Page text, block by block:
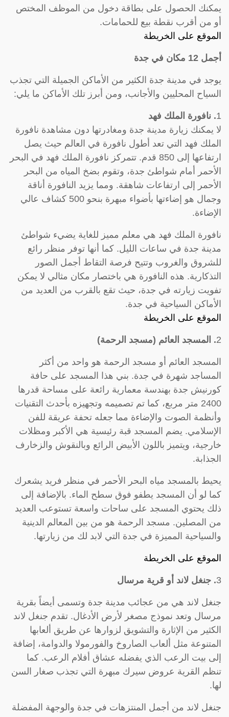
يمكنك الحصول على بطاقة دخول من الموظف المختص
أو من أقرب نقطة بيع للحمامات.
الموقع على الخريطة
أجمل 12 مكان في جدة
يوجد في مدينة جدة الكثير من الأماكن الجميلة التي تجذب
السياح المحليين والأجانب، ومن أبرز تلك الأماكن ما يلي:
1. نافورة الملك فهد
لا يمكنك زيارة مدينة جدة ومغادرتها دون مشاهدة نافورة
الملك فهد التي تعد أطول نافورة في العالم حيث يصل
ارتفاعها إلى 850 قدم. تتمركز نافورة الملك فهد في البحر
الأحمر أمام شواطئ جدة، وتقوم بضخ المياه من البحر
الأحمر إلى ارتفاعات شاهقة. ومما يزيد النافورة أناقة
وجمال هو إضاءتها بأضواء مبهرة بنحو 500 كشاف عالي
الإضاءة.
نافورة الملك فهد هي معلم مميز للغاية يضيء شواطئ
مدينة جدة في ساعات الليل. كما أنها توفر منظر رائع
للشروق والغروب وتتيح فرصة التقاط أجمل الصور
التذكارية. هذه النافورة هي باختصار مكان مثالي لا يمكن
تفويت زيارته في جدة، حيث تقع بالقرب من العديد من
الأماكن السياحية في جدة.
الموقع على الخريطة
2. المسجد العائم (مسجد الرحمة)
المسجد العائم أو مسجد الرحمة هو واحد من أكثر
المساجد شهرة في جدة. بني هذا المسجد على حافة
كورنيش جدة بهندسة معمارية رائعة على مساحة قدرها
2400 متر مربع، كما تم تصميمه وتجهيزه بأحدث التقنيات
وأنظمة الصوت والإضاءة مما جعله تحفة عريقة للفن
الإسلامي. يضم المسجد قبة رئيسية هي الأكبر ومظلات
خارجية، ويتميز باللون الأبيض الرائع وبالنقوش والزخارف
الجذابة.
يحيط بالمسجد مياه البحر الأحمر في منظر فريد يشعرك
كما لو أن المسجد يطفو فوق سطح الماء. بالإضافة إلى
ذلك يحتوي المسجد على ساحات واسعة تستوعب العديد
من المصلين. مسجد الرحمة هو من بين المعالم الدينية
والسياحية المميزة في جدة التي لابد لك من زيارتها.
الموقع على الخريطة
3. جنغل لاند أو قرية مرسال
جنغل لاند هي من عجائب مدينة جدة وتسمى أيضاً بقرية
مرسال وتعد نموذج مصغر لأرض الأدغال. تقدم جنغل لاند
الكثير من الإثارة والتشويق لزوارها عن طريق ألعابها
المتنوعة مثل ألعاب الصاروخ والفورمولا والدوامة، إضافة
إلى بيت الرعب الذي يفضله عشاق أفلام الرعب. كما
تنظم القرية عروض سيرك مبهرة التي تجذب صغار السن
لها.
جنغل لاند من أجمل المنتزهات في جدة والوجهة المفضلة